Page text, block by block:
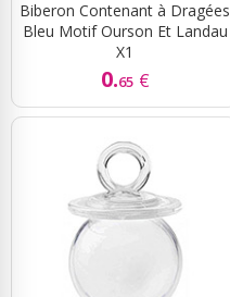
Biberon Contenant à Dragées
Bleu Motif Ourson Et Landau
X1
0.65 €